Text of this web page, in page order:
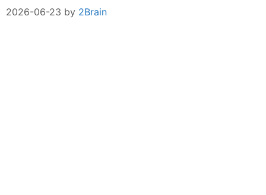
2026-06-23 by 2Brain